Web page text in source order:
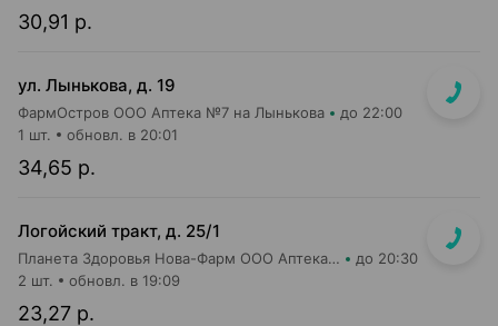
30,91 р.
ул. Лынькова, д. 19
ФармОстров ООО Аптека №7 на Лынькова до 22:00
34,65 р.
1 шт. обновл. в 20:01
Логойский тракт, д. 25/1
Планета Здоровья Нова-Фарм ООО Аптека №1 до 20:30
23,27 р.
2 шт. обновл. в 19:09